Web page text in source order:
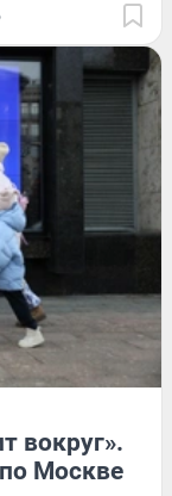
вокруг».
Москве